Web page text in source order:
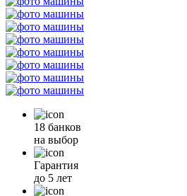
18 банков
на выбор
Гарантия
до 5 лет